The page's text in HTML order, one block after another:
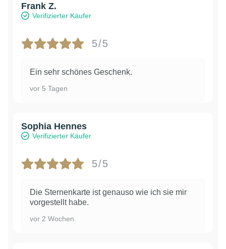
Frank Z.
Verifizierter Käufer
5/5
Ein sehr schönes Geschenk.
vor 5 Tagen
Sophia Hennes
Verifizierter Käufer
5/5
Die Sternenkarte ist genauso wie ich sie mir
vorgestellt habe.
vor 2 Wochen